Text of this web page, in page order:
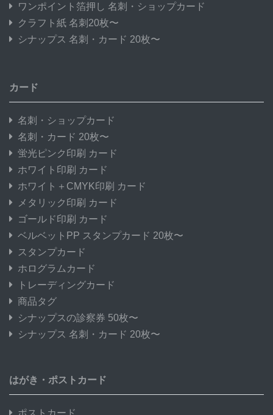
ワンポイント箔押し 名刺・ショップカード
クラフト紙 名刺20枚〜
シナップス 名刺・カード 20枚〜
カード
名刺・ショップカード
名刺・カード 20枚〜
蛍光ピンク印刷 カード
ホワイト印刷 カード
ホワイト＋CMYK印刷 カード
メタリック印刷 カード
ゴールド印刷 カード
ベルベットPP スタンプカード 20枚〜
スタンプカード
ホログラムカード
トレーディングカード
商品タグ
シナップスの診察券 50枚〜
シナップス 名刺・カード 20枚〜
はがき・ポストカード
ポストカード